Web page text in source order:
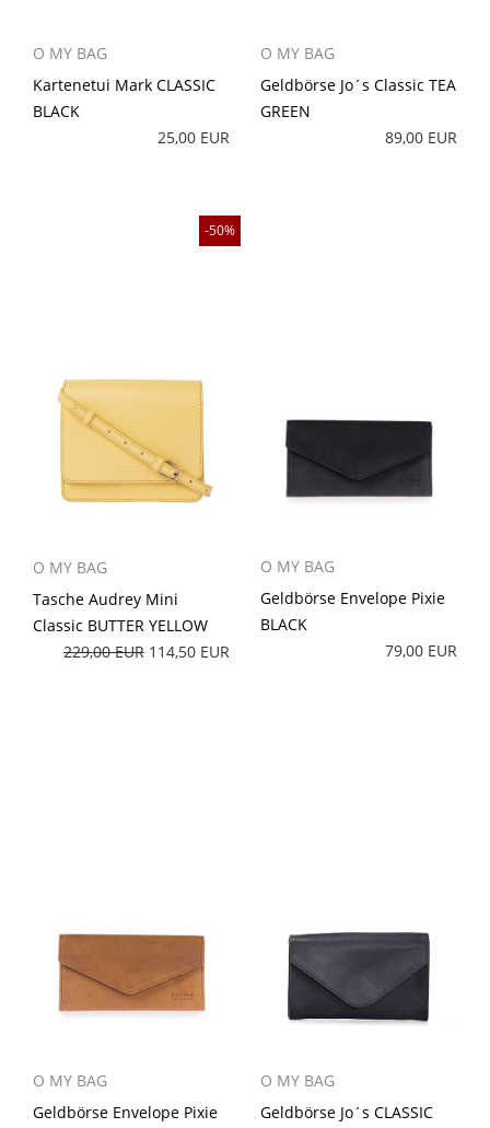
O MY BAG
Kartenetui Mark CLASSIC
BLACK
25,00 EUR
O MY BAG
Geldbörse Jo´s Classic TEA
GREEN
89,00 EUR
50%
O MY BAG
Tasche Audrey Mini
Classic BUTTER YELLOW
229,00 EUR 114,50 EUR
O MY BAG
Geldbörse Envelope Pixie
BLACK
79,00 EUR
O MY BAG
Geldbörse Envelope Pixie
O MY BAG
Geldbörse Jo´s CLASSIC